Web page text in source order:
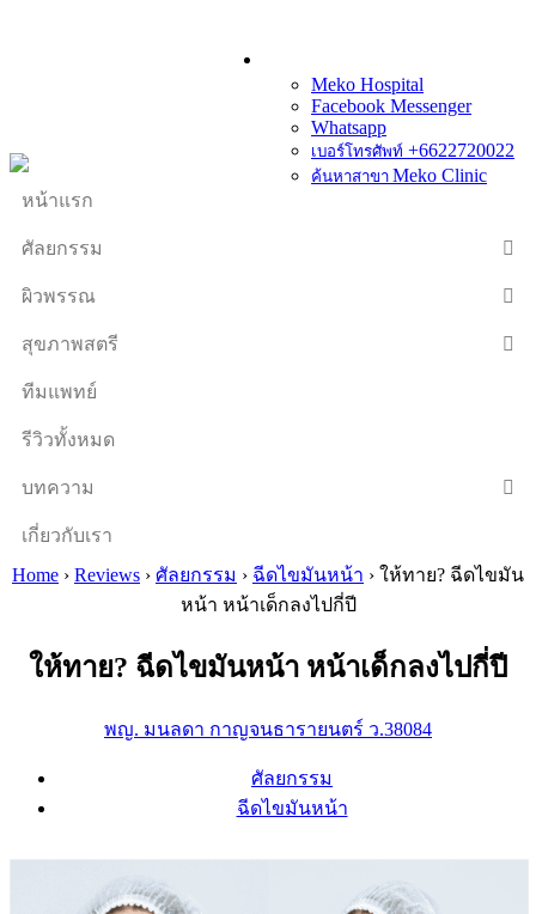
Meko Hospital
Facebook Messenger
Whatsapp
เบอร์โทรศัพท์ +6622720022
ค้นหาสาขา Meko Clinic
หน้าแรก
ศัลยกรรม
ผิวพรรณ
สุขภาพสตรี
ทีมแพทย์
รีวิวทั้งหมด
บทความ
เกี่ยวกับเรา
Home › Reviews › ศัลยกรรม › ฉีดไขมันหน้า › ให้ทาย? ฉีดไขมัน
หน้า หน้าเด็กลงไปกี่ปี
ให้ทาย? ฉีดไขมันหน้า หน้าเด็กลงไปกี่ปี
พญ. มนลดา กาญจนธารายนตร์ ว.38084
ศัลยกรรม
ฉีดไขมันหน้า